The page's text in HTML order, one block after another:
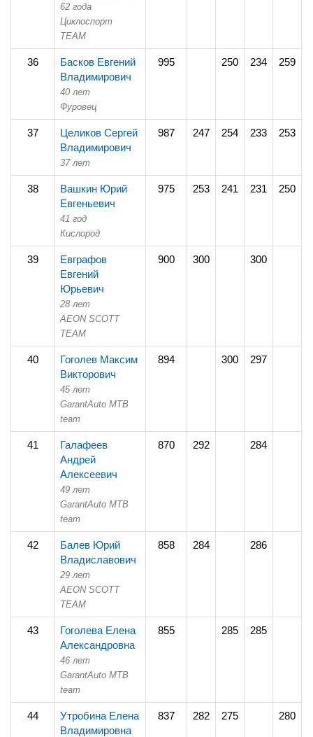
62 года
Циклоспорт
TEAM
36
Басков Евгений
Владимирович
40 лет
Фуровец
995 250 234 259
37
Целиков Сергей
Владимирович
37 лет
987 247 254 233 253
38
Вашкин Юрий
Евгеньевич
41 год
Кислород
975 253 241 231 250
39
Евграфов
Евгений
Юрьевич
28 лет
AEON SCOTT
TEAM
900 300 300
40
Гоголев Максим
Викторович
45 лет
GarantAuto MTB
team
894 300 297
41
Галафеев
Андрей
Алексеевич
49 лет
GarantAuto MTB
team
870 292 284
42
Балев Юрий
Владиславович
29 лет
AEON SCOTT
TEAM
858 284 286
43
Гоголева Елена
Александровна
46 лет
GarantAuto MTB
team
855 285 285
44
Утробина Елена
Владимировна
837 282 275 280